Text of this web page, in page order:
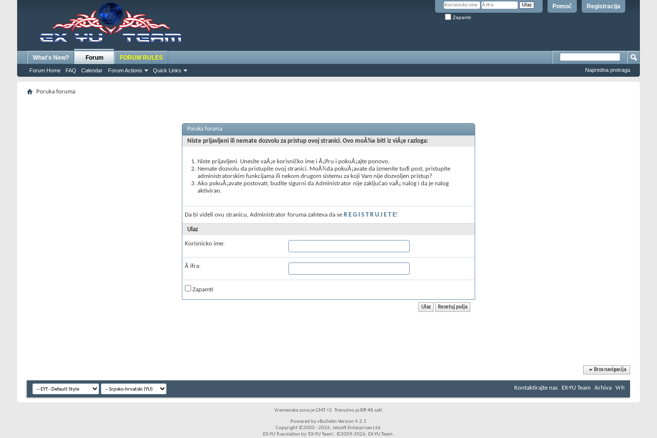
Registracija
Pomoć
Zapamti
What's New? Forum
Forum Home FAQ Calendar Forum Actions Quick Links
FORUM RULES
Napredna pretraga
Poruka foruma
Poruka foruma
Niste prijavljeni ili nemate dozvolu za pristup ovoj stranici. Ovo moÅ¾e biti iz viÅ¡e razloga:
Niste prijavljeni. Unesite vaÅ¡e korisničko ime i Å¡ifru i pokuÅ¡ajte ponovo.
Nemate dozvolu da pristupite ovoj stranici. MoÅ¾da pokuÅ¡avate da izmenite tuđi post, pristupite
administratorskim funkcijama ili nekom drugom sistemu za koji Vam nije dozvoljen pristup?
Ako pokuÅ¡avate postovati, budite sigurni da Administrator nije zaključao vaÅ¡ nalog i da je nalog
aktiviran.
Da bi videli ovu stranicu, Administrator foruma zahteva da se R E G I S T R U J E T E!
Ulaz
Korisnicko ime:
Å ifra:
Zapamti
Brza navigacija
Kontaktirajte nas EX-YU Team Arhiva Vrh
Vremenska zona je GMT +2. Trenutno je09:45 sati.
Powered by vBulletin Version 4.2.5
Copyright ©2000 - 2026, Jelsoft Enterprises Ltd.
EX-YU Translation by 'EX-YU Team', ©2009-2026, EX-YU Team.